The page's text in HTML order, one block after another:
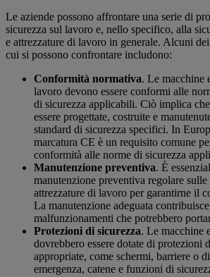
Le aziende possono affrontare una serie di
sicurezza sul lavoro e, nello specifico, alla
e attrezzature di lavoro in generale. Alcuni
cui si possono confrontare includono:
Conformità normativa. Le macchine
lavoro devono essere conformi alle
di sicurezza applicabili. Ciò implica
essere progettate, costruite e
standard di sicurezza specifici. In
marcatura CE è un requisito comune
conformità alle norme di sicurezza
Manutenzione preventiva. È
manutenzione preventiva regolare
attrezzature di lavoro per garantirne il
La manutenzione adeguata
malfunzionamenti che potrebbero
Protezioni di sicurezza. Le macchine
dovrebbero essere dotate di protezioni
appropriate, come schermi, barriere o
emergenza, catene e funzioni di